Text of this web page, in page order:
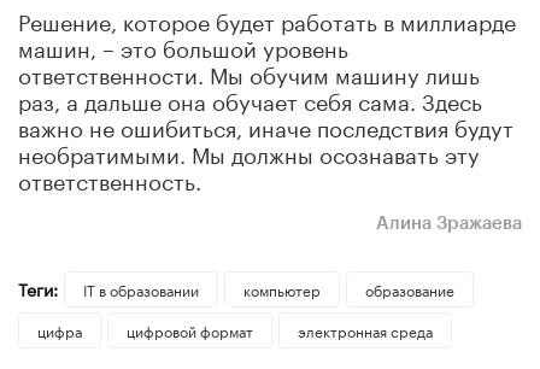
Решение, которое будет работать в миллиарде
машин, – это большой уровень
ответственности. Мы обучим машину лишь
раз, а дальше она обучает себя сама. Здесь
важно не ошибиться, иначе последствия будут
необратимыми. Мы должны осознавать эту
ответственность.
Алина Зражаева
Теги: IT в образовании компьютер
образование
цифра
цифровой формат электронная среда